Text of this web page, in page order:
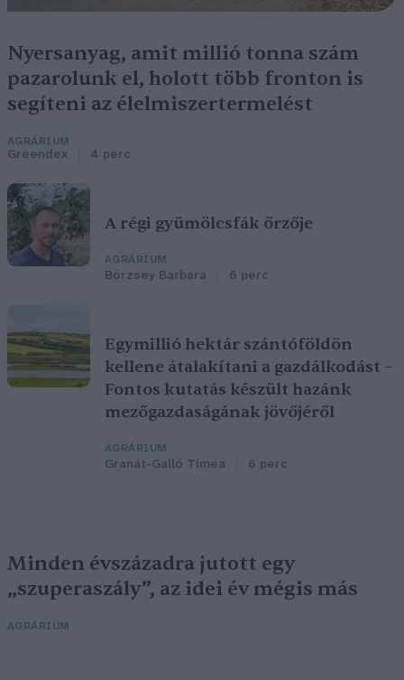
Nyersanyag, amit millió tonna szám
pazarolunk el, holott több fronton is
segíteni az élelmiszertermelést
AGRÁRIUM
Greendex 4 perc
A régi gyümölcsfák őrzője
AGRÁRIUM
Börzsey Barbara 6 perc
Egymillió hektár szántóföldön
kellene átalakítani a gazdálkodást –
Fontos kutatás készült hazánk
mezőgazdaságának jövőjéről
AGRÁRIUM
Granát-Galló Tímea 6 perc
Minden évszázadra jutott egy
„szuperaszály”, az idei év mégis más
AGRÁRIUM